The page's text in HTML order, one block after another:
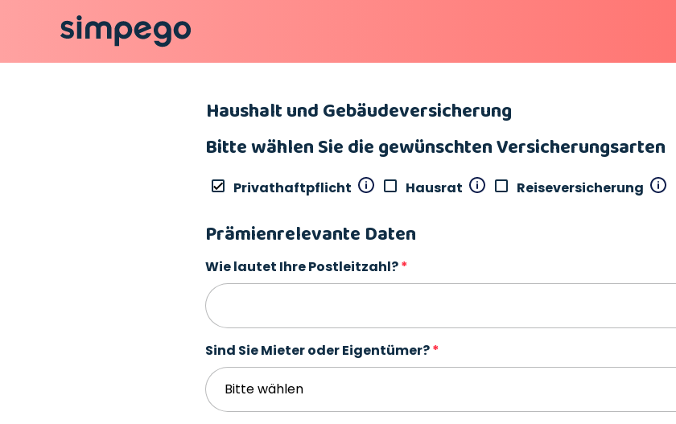
Haushalt und Gebäudeversicherung
Bitte wählen Sie die gewünschten Versicherungsarten
Privathaftpflicht Hausrat Reiseversicherung
Prämienrelevante Daten
Wie lautet Ihre Postleitzahl?
Sind Sie Mieter oder Eigentümer?